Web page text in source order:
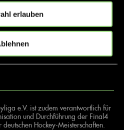
erlauben
im Herren als auch im Damen
Kontakt
e.V. ist zudem verantwortlich für
und Durchführung der Final4
deutschen Hockey-Meisterschaften.